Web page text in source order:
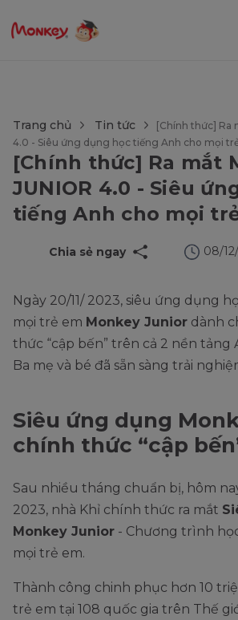
Trang chủ Tin tức
[Chính thức] Ra
4.0 - Siêu ứng dụng học tiếng Anh cho mọi
[Chính thức] Ra mắt
JUNIOR 4.0 - Siêu
tiếng Anh cho mọi
08/
Chia sẻ ngay
Ngày 20/11/ 2023, siêu ứng dụng
mọi trẻ em Monkey Junior dành
thức “cập bến” trên cả 2 nền tảng
Ba mẹ và bé đã sẵn sàng trải
Siêu ứng dụng
chính thức “cập
Sau nhiều tháng chuẩn bị, hôm
2023, nhà Khỉ chính thức ra mắt
Monkey Junior - Chương trình
mọi trẻ em.
Thành công chinh phục hơn 10
trẻ em tại 108 quốc gia trên Thế